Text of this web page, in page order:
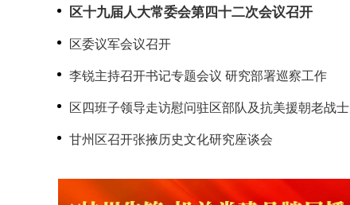
区十九届人大常委会第四十二次会议召开
区委议军会议召开
李锐主持召开书记专题会议 研究部署巡察工作
区四班子领导走访慰问驻区部队及抗美援朝老战士
甘州区召开张掖历史文化研究座谈会